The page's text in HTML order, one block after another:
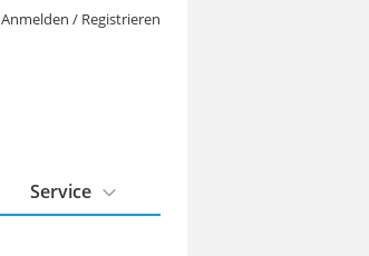
Anmelden / Registrieren
Service